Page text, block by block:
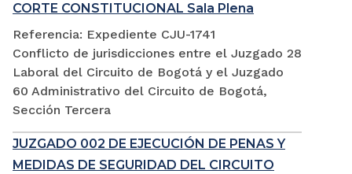
CORTE CONSTITUCIONAL Sala Plena
Referencia: Expediente CJU-1741
Conflicto de jurisdicciones entre el Juzgado 28
Laboral del Circuito de Bogotá y el Juzgado
60 Administrativo del Circuito de Bogotá,
Sección Tercera
JUZGADO 002 DE EJECUCIÓN DE PENAS Y
MEDIDAS DE SEGURIDAD DEL CIRCUITO